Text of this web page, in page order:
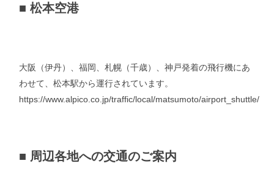
■ 松本空港
大阪（伊丹）、福岡、札幌（千歳）、神戸発着の飛行機にあ
わせて、松本駅から運行されています。
https://www.alpico.co.jp/traffic/local/matsumoto/airport_shuttle/
■ 周辺各地への交通のご案内